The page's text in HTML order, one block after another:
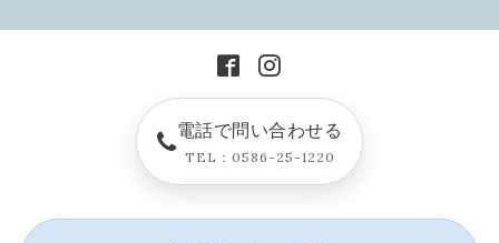
電話で問い合わせる
TEL：0586-25-1220